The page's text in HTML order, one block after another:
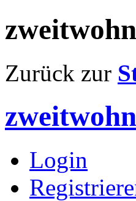
Zurück zur
Login